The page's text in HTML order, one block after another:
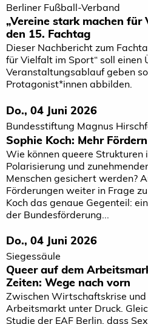
Berliner Fußball-Verband
„Vereine stark machen
den 15. Fachtag
Dieser Nachbericht zum
für Vielfalt im Sport“ soll einen
Veranstaltungsablauf geben
Protagonist*innen abbilden.
Do., 04 Juni 2026
Bundesstiftung Magnus
Sophie Koch: Mehr
Wie können queere
Polarisierung und
Menschen gesichert werden?
Förderungen weiter in Frage
Koch das genaue Gegenteil:
der Bundesförderung...
Do., 04 Juni 2026
Siegessäule
Queer auf dem
Zeiten: Wege nach vorn
Zwischen Wirtschaftskrise
Arbeitsmarkt unter Druck.
Studie der EAF Berlin, dass